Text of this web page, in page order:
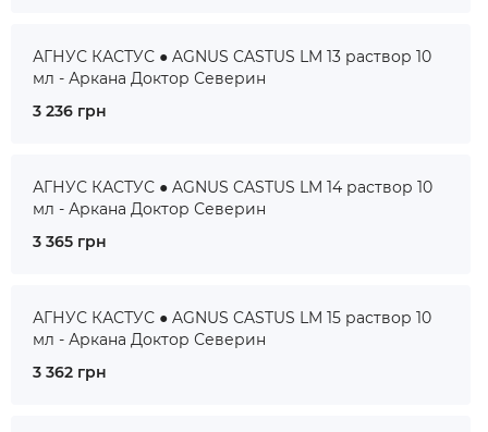
АГНУС КАСТУС ● AGNUS CASTUS LM 13 раствор 10
мл - Аркана Доктор Северин
3 236 грн
АГНУС КАСТУС ● AGNUS CASTUS LM 14 раствор 10
мл - Аркана Доктор Северин
3 365 грн
АГНУС КАСТУС ● AGNUS CASTUS LM 15 раствор 10
мл - Аркана Доктор Северин
3 362 грн